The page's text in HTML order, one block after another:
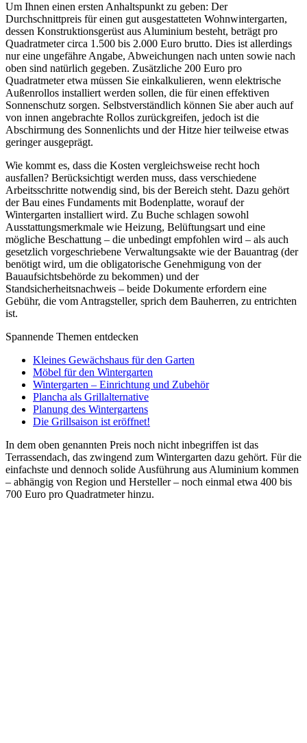
Um Ihnen einen ersten Anhaltspunkt zu geben: Der
Durchschnittpreis für einen gut ausgestatteten Wohnwintergarten,
dessen Konstruktionsgerüst aus Aluminium besteht, beträgt pro
Quadratmeter circa 1.500 bis 2.000 Euro brutto. Dies ist allerdings
nur eine ungefähre Angabe, Abweichungen nach unten sowie nach
oben sind natürlich gegeben. Zusätzliche 200 Euro pro
Quadratmeter etwa müssen Sie einkalkulieren, wenn elektrische
Außenrollos installiert werden sollen, die für einen effektiven
Sonnenschutz sorgen. Selbstverständlich können Sie aber auch auf
von innen angebrachte Rollos zurückgreifen, jedoch ist die
Abschirmung des Sonnenlichts und der Hitze hier teilweise etwas
geringer ausgeprägt.
Wie kommt es, dass die Kosten vergleichsweise recht hoch
ausfallen? Berücksichtigt werden muss, dass verschiedene
Arbeitsschritte notwendig sind, bis der Bereich steht. Dazu gehört
der Bau eines Fundaments mit Bodenplatte, worauf der
Wintergarten installiert wird. Zu Buche schlagen sowohl
Ausstattungsmerkmale wie Heizung, Belüftungsart und eine
mögliche Beschattung – die unbedingt empfohlen wird – als auch
gesetzlich vorgeschriebene Verwaltungsakte wie der Bauantrag (der
benötigt wird, um die obligatorische Genehmigung von der
Bauaufsichtsbehörde zu bekommen) und der
Standsicherheitsnachweis – beide Dokumente erfordern eine
Gebühr, die vom Antragsteller, sprich dem Bauherren, zu entrichten
ist.
Spannende Themen entdecken
Kleines Gewächshaus für den Garten
Möbel für den Wintergarten
Wintergarten – Einrichtung und Zubehör
Plancha als Grillalternative
Planung des Wintergartens
Die Grillsaison ist eröffnet!
In dem oben genannten Preis noch nicht inbegriffen ist das
Terrassendach, das zwingend zum Wintergarten dazu gehört. Für die
einfachste und dennoch solide Ausführung aus Aluminium kommen
– abhängig von Region und Hersteller – noch einmal etwa 400 bis
700 Euro pro Quadratmeter hinzu.